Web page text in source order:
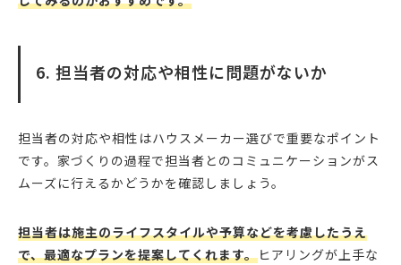
6. 担当者の対応や相性に問題がないか
担当者の対応や相性はハウスメーカー選びで重要なポイント
です。家づくりの過程で担当者とのコミュニケーションがス
ムーズに行えるかどうかを確認しましょう。
担当者は施主のライフスタイルや予算などを考慮したうえ
で、最適なプランを提案してくれます。ヒアリングが上手な